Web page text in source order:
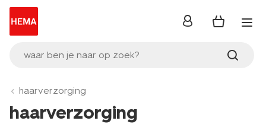
waar ben je naar op zoek?
inloggen
haarverzorging
haarverzorging